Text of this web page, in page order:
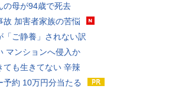
の母が94歳で死去
故 加害者家族の苦悩
「ご静養」されない訳
マンションへ侵入か
ても生きてない 辛辣
予約 10万円分当たる